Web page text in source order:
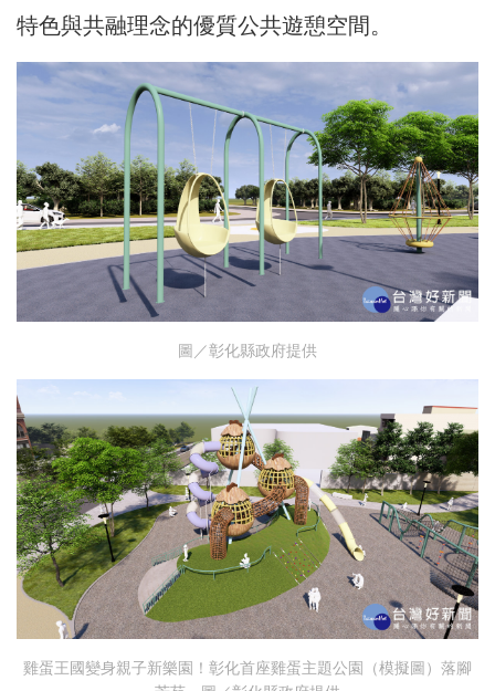
特色與共融理念的優質公共遊憩空間。
圖／彰化縣政府提供
雞蛋王國變身親子新樂園！彰化首座雞蛋主題公園（模擬圖）落腳